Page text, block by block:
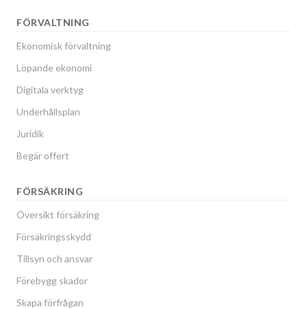
FÖRVALTNING
Ekonomisk förvaltning
Löpande ekonomi
Digitala verktyg
Underhållsplan
Juridik
Begär offert
FÖRSÄKRING
Översikt försäkring
Försäkringsskydd
Tillsyn och ansvar
Förebygg skador
Skapa förfrågan